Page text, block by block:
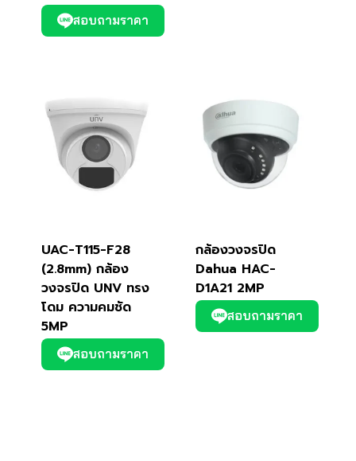
สอบถามราคา
UAC-T115-F28
(2.8mm) กล้อง
วงจรปิด UNV ทรง
โดม ความคมชัด
5MP
สอบถามราคา
กล้องวงจรปิด
Dahua HAC-
D1A21 2MP
สอบถามราคา